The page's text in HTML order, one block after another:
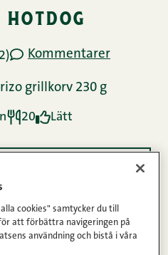
hotdog
Kommentarer
grillkorv 230 g
20 Lätt
cookies" samtycker du till
att förbättra navigeringen på
användning och bistå i våra